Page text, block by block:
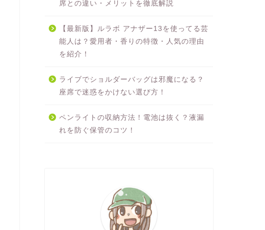
席との違い・メリットを徹底解説
【最新版】ルラボ アナザー13を使ってる芸
能人は？愛用者・香りの特徴・人気の理由
を紹介！
ライブでショルダーバッグは邪魔になる？
座席で迷惑をかけない選び方！
ペンライトの収納方法！電池は抜く？液漏
れを防ぐ保管のコツ！